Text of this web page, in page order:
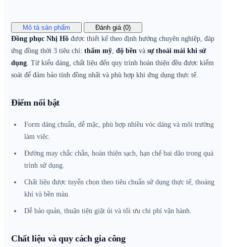
Mô tả sản phẩm
Đánh giá (0)
Đồng phục Nhị Hồ được thiết kế theo định hướng chuyên nghiệp, đáp
ứng đồng thời 3 tiêu chí: thẩm mỹ, độ bền và sự thoải mái khi sử
dụng. Từ kiểu dáng, chất liệu đến quy trình hoàn thiện đều được kiểm
soát để đảm bảo tính đồng nhất và phù hợp khi ứng dụng thực tế.
Điểm nổi bật
Form dáng chuẩn, dễ mặc, phù hợp nhiều vóc dáng và môi trường
làm việc.
Đường may chắc chắn, hoàn thiện sạch, hạn chế bai dão trong quá
trình sử dụng.
Chất liệu được tuyển chọn theo tiêu chuẩn sử dụng thực tế, thoáng
khí và bền màu.
Dễ bảo quản, thuận tiện giặt ủi và tối ưu chi phí vận hành.
Chất liệu và quy cách gia công